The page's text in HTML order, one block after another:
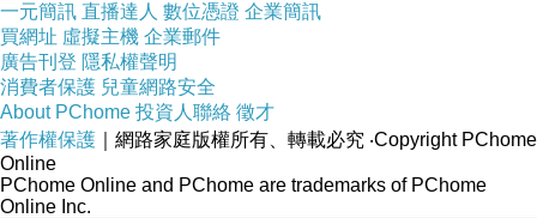
手提肩夬群生相，車塞人擁秩序紛。嘆問光沉何日醒，飄
零花果已無根。
居夷感懷
移籍北濱外，常懷隔世憂。華洋難雜處，父子有代溝。時
俗逐功利，人心夾亂流。何時歸故國，凝眸問海鷗。
一元簡訊 直播達人 數位憑證 企業簡訊
買網址 虛擬主機 企業郵件
廣告刊登 隱私權聲明
消費者保護 兒童網路安全
About PChome 投資人聯絡 徵才
著作權保護 ｜網路家庭版權所有、轉載必究 ‧Copyright PChome
Online
PChome Online and PChome are trademarks of PChome
Online Inc.